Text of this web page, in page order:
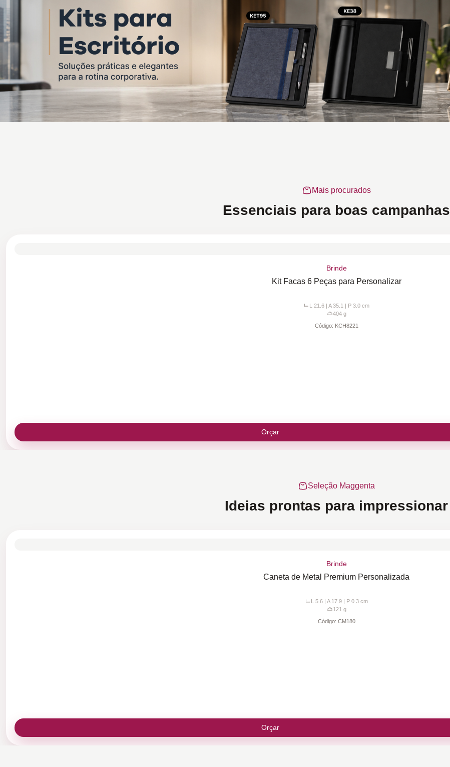
Mais procurados
Essenciais para boas campanhas
Brinde
Kit Facas 6 Peças para Personalizar
L 21.6 | A 35.1 | P 3.0 cm
404g
Código: KCH8221
Orçar
Seleção Maggenta
Ideias prontas para impressionar
Brinde
Caneta de Metal Premium Personalizada
L 5.6 | A 17.9 | P 0.3 cm
121 g
Código: CM180
Orçar